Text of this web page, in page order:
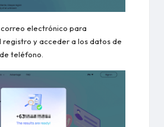
electrónico para
y acceder a los datos de
teléfono.